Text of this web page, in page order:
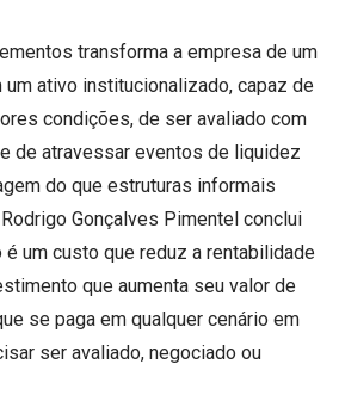
transforma a empresa de um
ativo institucionalizado, capaz de
condições, de ser avaliado com
de atravessar eventos de liquidez
do que estruturas informais
Gonçalves Pimentel conclui
é um custo que reduz a rentabilidade
que aumenta seu valor de
se paga em qualquer cenário em
ser avaliado, negociado ou